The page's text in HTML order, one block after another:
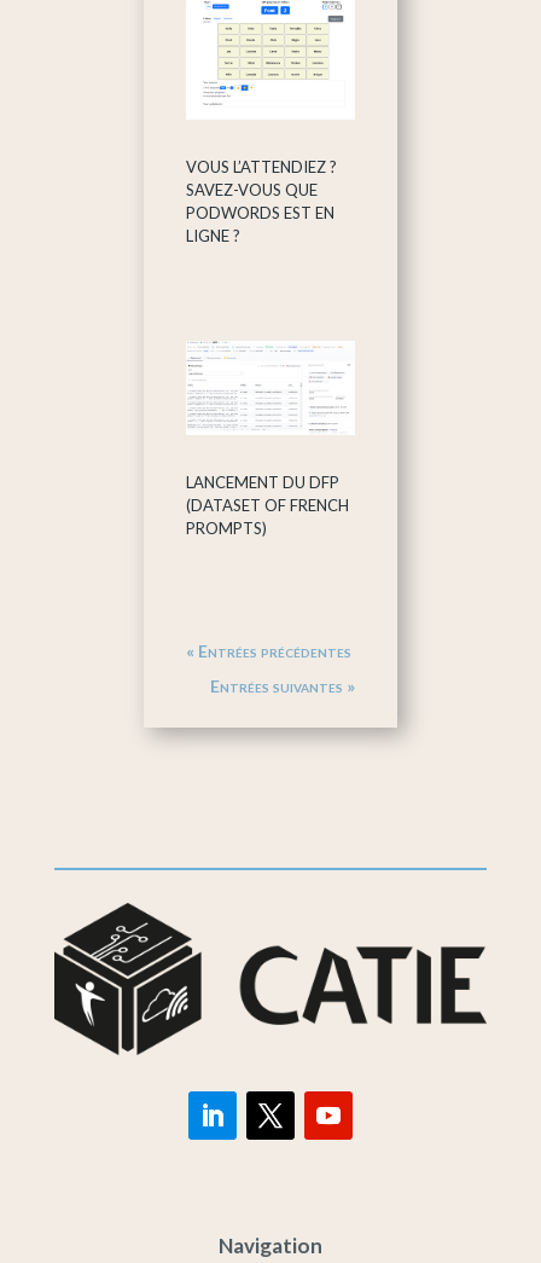
VOUS L’ATTENDIEZ ?
SAVEZ-VOUS QUE
PODWORDS EST EN
LIGNE ?
LANCEMENT DU DFP
(DATASET OF FRENCH
PROMPTS)
« Entrées précédentes
Entrées suivantes »
Navigation